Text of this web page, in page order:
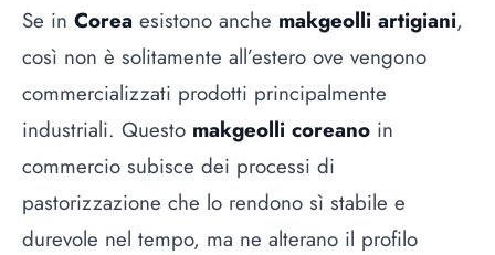
Se in Corea esistono anche makgeolli artigiani,
così non è solitamente all’estero ove vengono
commercializzati prodotti principalmente
industriali. Questo makgeolli coreano in
commercio subisce dei processi di
pastorizzazione che lo rendono sì stabile e
durevole nel tempo, ma ne alterano il profilo